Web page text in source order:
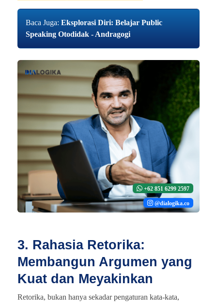
Baca Juga: Eksplorasi Diri: Belajar Public
Speaking Otodidak - Andragogi
+62 851 6299 2597
@dialogika.co
3. Rahasia Retorika:
Membangun Argumen yang
Kuat dan Meyakinkan
Retorika, bukan hanya sekadar pengaturan kata-kata,